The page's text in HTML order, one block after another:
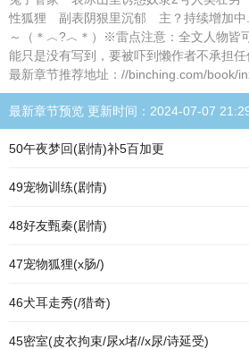
性狐狸 副表阴狠里沉郁 主？持续增加中
～（＊︿?︿＊）※雷点注意：全文人物皆
能只是没有写到，要被吓到懒作者不承担任
最新章节推荐地址：//binching.com/book/
最新章节预览 更新时间：2024-07-07
50午夜梦回(剧情)补5百加更
49宠物训练(剧情)
48好友甄秦(剧情)
47宠物狐狸(x肠/)
46犬耳走秀(/猎奇)
45密室(皮衣拘束/尿x堵//x尿/诗延受)